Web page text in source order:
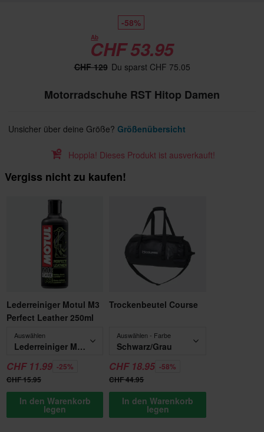
-58%
Ab
CHF 53.95
CHF 129 Du sparst CHF 75.05
Motorradschuhe RST Hitop Damen
Unsicher über deine Größe? Größenübersicht
Hoppla! Dieses Produkt ist ausverkauft!
Vergiss nicht zu kaufen!
Lederreiniger Motul M3
Perfect Leather 250ml
Auswählen
Lederreiniger Motul M3 Perfect Leather 250ml
CHF 11.99 -25%
CHF 15.95
In den Warenkorb
legen
Trockenbeutel Course
Auswählen - Farbe
Schwarz/Grau
CHF 18.95 -58%
CHF 44.95
In den Warenkorb
legen